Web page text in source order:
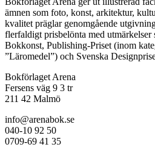
ämnen som foto, konst, arkitektur,
kvalitet präglar genomgående
flerfaldigt prisbelönta med utmärkelser
Bokkonst, Publishing-Priset (inom
”Läromedel”) och Svenska
Bokförlaget Arena
Fersens väg 9 3 tr
211 42 Malmö
info@arenabok.se
040-10 92 50
0709-69 41 35